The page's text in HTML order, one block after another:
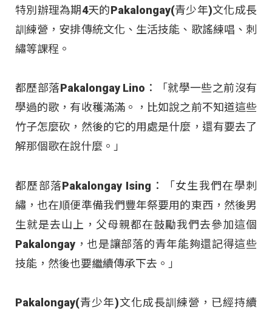
特別辦理為期4天的Pakalongay(青少年)文化成長
訓練營，安排傳統文化、生活技能、歌謠練唱、刺
繡等課程。
都歷部落Pakalongay Lino：「就學一些之前沒有
學過的歌，有收穫滿滿。，比如說之前不知道這些
竹子怎麼砍，然後的它的用處是什麼，還有要去了
解那個歌在說什麼。」
都歷部落Pakalongay Ising：「女生我們在學刺
繡，也在順便準備我們豐年祭要用的東西，然後男
生就是去山上，父母親都在鼓勵我們去參加這個
Pakalongay，也是讓部落的青年能夠還記得這些
技能，然後也要繼續傳承下去。」
Pakalongay(青少年)文化成長訓練營，已經持續